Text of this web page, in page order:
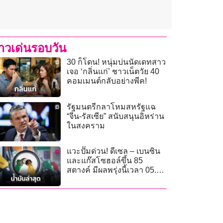
วเด่นรอบวัน
30 ก็โดน! หนุ่มบ่นนัดเดทสาว
เจอ ‘กลิ่นแก่’ ชาวเน็ตวัย 40
คอมเมนต์กลับอย่างพีค!
รัฐมนตรีกลาโหมสหรัฐแฉ
“จีน-รัสเซีย” สนับสนุนอิหร่าน
ในสงคราม
แวะปั๊มด่วน! ดีเซล – เบนซิน
และแก๊สโซฮอล์ขึ้น 85
สตางค์ มีผลพรุ่งนี้เวลา 05.00